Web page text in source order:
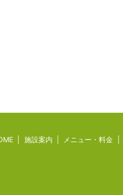
施設案内 メニュー・料金